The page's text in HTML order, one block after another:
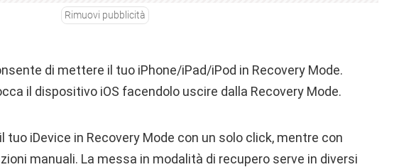
Rimuovi pubblicità
di mettere il tuo iPhone/iPad/iPod in Recovery Mode.
il dispositivo iOS facendolo uscire dalla Recovery Mode.
iDevice in Recovery Mode con un solo click, mentre con
manuali. La messa in modalità di recupero serve in diversi